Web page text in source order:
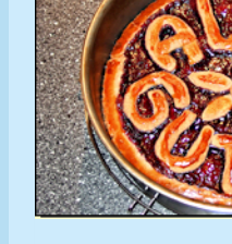
O
R
T
E